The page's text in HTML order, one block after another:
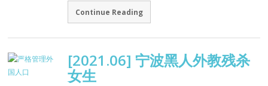
Continue Reading
[2021.06] 宁波黑人外教残杀
女生